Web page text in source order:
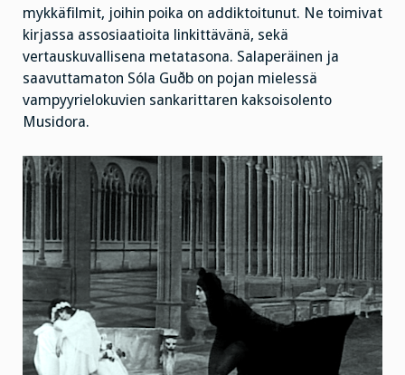
mykkäfilmit, joihin poika on addiktoitunut. Ne toimivat
kirjassa assosiaatioita linkittävänä, sekä
vertauskuvallisena metatasona. Salaperäinen ja
saavuttamaton Sóla Guðb on pojan mielessä
vampyyrielokuvien sankarittaren kaksoisolento
Musidora.